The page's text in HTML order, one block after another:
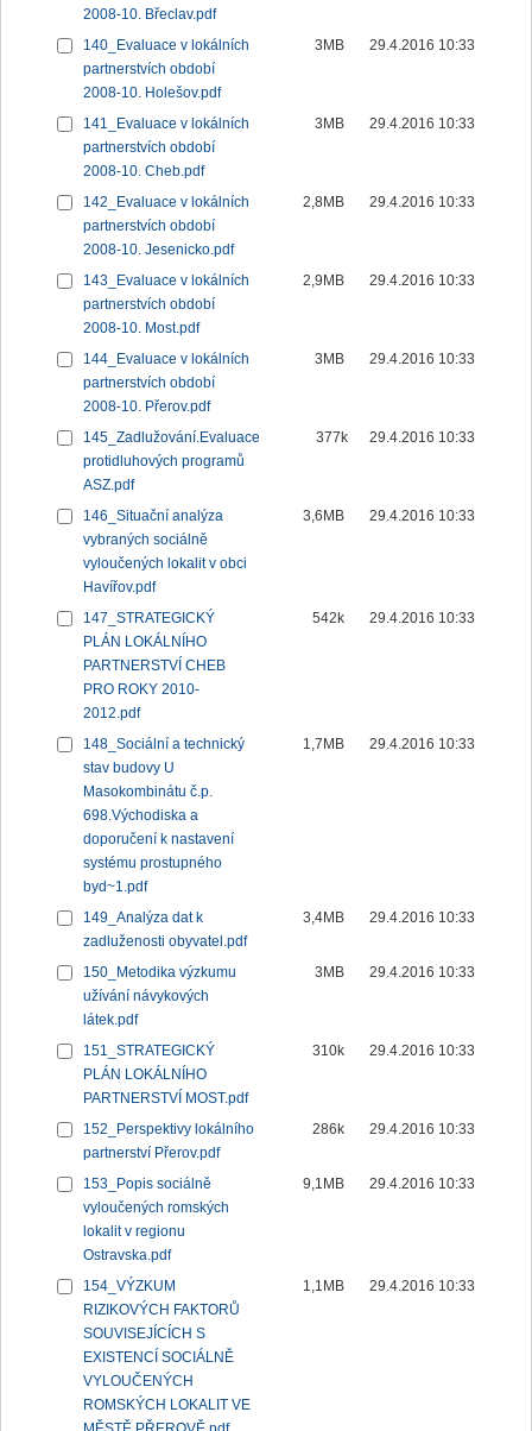
2008-10. Břeclav.pdf
140_Evaluace v lokálních
partnerstvích období
2008-10. Holešov.pdf
3MB 29.4.2016 10:33
141_Evaluace v lokálních
partnerstvích období
2008-10. Cheb.pdf
3MB 29.4.2016 10:33
142_Evaluace v lokálních
partnerstvích období
2008-10. Jesenicko.pdf
2,8MB 29.4.2016 10:33
143_Evaluace v lokálních
partnerstvích období
2008-10. Most.pdf
2,9MB 29.4.2016 10:33
144_Evaluace v lokálních
partnerstvích období
2008-10. Přerov.pdf
3MB 29.4.2016 10:33
145_Zadlužování.Evaluace
protidluhových programů
ASZ.pdf
377k 29.4.2016 10:33
146_Situační analýza
vybraných sociálně
vyloučených lokalit v obci
Havířov.pdf
3,6MB 29.4.2016 10:33
147_STRATEGICKÝ
PLÁN LOKÁLNÍHO
PARTNERSTVÍ CHEB
PRO ROKY 2010-
2012.pdf
542k 29.4.2016 10:33
148_Sociální a technický
stav budovy U
Masokombinátu č.p.
698.Východiska a
doporučení k nastavení
systému prostupného
byd~1.pdf
1,7MB 29.4.2016 10:33
149_Analýza dat k
zadluženosti obyvatel.pdf
3,4MB 29.4.2016 10:33
150_Metodika výzkumu
užívání návykových
látek.pdf
3MB 29.4.2016 10:33
151_STRATEGICKÝ
PLÁN LOKÁLNÍHO
PARTNERSTVÍ MOST.pdf
310k 29.4.2016 10:33
152_Perspektivy lokálního
partnerství Přerov.pdf
286k 29.4.2016 10:33
153_Popis sociálně
vyloučených romských
lokalit v regionu
Ostravska.pdf
9,1MB 29.4.2016 10:33
154_VÝZKUM
RIZIKOVÝCH FAKTORŮ
SOUVISEJÍCÍCH S
EXISTENCÍ SOCIÁLNĚ
VYLOUČENÝCH
ROMSKÝCH LOKALIT VE
1,1MB 29.4.2016 10:33